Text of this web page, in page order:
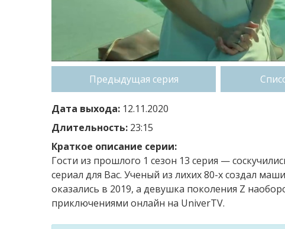
Предыдущая серия
Дата выхода: 12.11.2020
Длительность: 23:15
Краткое описание серии:
Гости из прошлого 1 сезон 13 серия —
сериал для Вас. Ученый из лихих 80-х создал
оказались в 2019, а девушка поколения Z
приключениями онлайн на UniverTV.